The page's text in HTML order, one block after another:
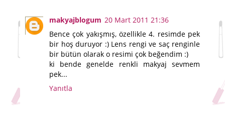
makyajblogum 20 Mart 2011 21:36
Bence çok yakışmış, özellikle 4. resimde pek
bir hoş duruyor :) Lens rengi ve saç renginle
bir bütün olarak o resimi çok beğendim :)
ki bende genelde renkli makyaj sevmem
pek...
Yanıtla